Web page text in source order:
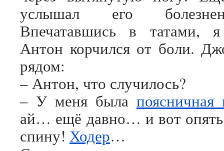
услышал его
Впечатавшись в татами,
Антон корчился от боли.
рядом:
– Антон, что случилось?
– У меня была поясничная
ай… ещё давно… и вот
спину! Ходер…